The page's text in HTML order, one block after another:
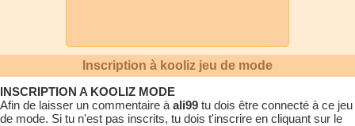
Inscription à kooliz jeu de mode
INSCRIPTION A KOOLIZ MODE
Afin de laisser un commentaire à ali99 tu dois être connecté à ce jeu
de mode. Si tu n'est pas inscrits, tu dois t'inscrire en cliquant sur le